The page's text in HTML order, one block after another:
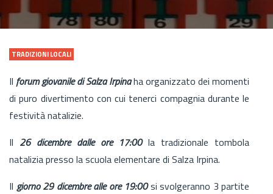
TRADIZIONI LOCALI
Il forum giovanile di Salza Irpinaha organizzato dei momenti
di puro divertimento con cui tenerci compagnia durante le
festività natalizie.
Il 26 dicembre dalle ore 17:00la tradizionale tombola
natalizia presso la scuola elementare di Salza Irpina.
Il giorno 29 dicembre alle ore 19:00si svolgeranno 3 partite